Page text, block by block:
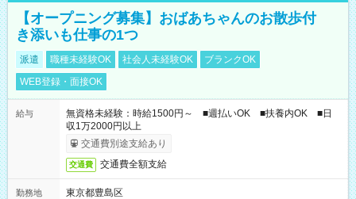
【オープニング募集】おばあちゃんのお散歩付
き添いも仕事の1つ
派遣 職種未経験OK 社会人未経験OK
ブランクOK
WEB登録・面接OK
給与
無資格未経験：時給1500円～ ■週払いOK ■扶養内OK ■日
収1万2000円以上
交通費別途支給あり
交通費 交通費全額支給
勤務地
東京都豊島区